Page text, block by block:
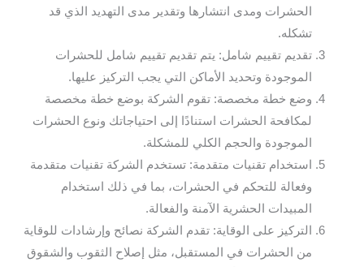
الحشرات ومدى انتشارها وتقدير مدى التهديد الذي قد
تشكله.
تقديم تقييم شامل: يتم تقديم تقييم شامل للحشرات
الموجودة وتحديد الأماكن التي يجب التركيز عليها.
وضع خطة مخصصة: تقوم الشركة بوضع خطة مخصصة
لمكافحة الحشرات استنادًا إلى احتياجاتك ونوع الحشرات
الموجودة والحجم الكلي للمشكلة.
استخدام تقنيات متقدمة: تستخدم الشركة تقنيات متقدمة
وفعالة للتحكم في الحشرات، بما في ذلك استخدام
المبيدات الحشرية الآمنة والفعالة.
التركيز على الوقاية: تقدم الشركة نصائح وإرشادات للوقاية
من الحشرات في المستقبل، مثل إصلاح الثقوب والشقوق